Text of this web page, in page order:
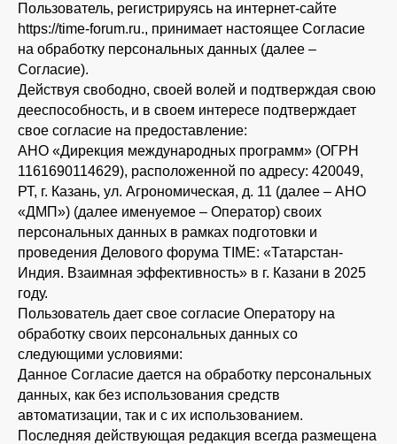
Пользователь, регистрируясь на интернет-сайте
https://time-forum.ru., принимает настоящее Согласие
на обработку персональных данных (далее –
Согласие).
Действуя свободно, своей волей и подтверждая свою
дееспособность, и в своем интересе подтверждает
свое согласие на предоставление:
АНО «Дирекция международных программ» (ОГРН
1161690114629), расположенной по адресу: 420049,
РТ, г. Казань, ул. Агрономическая, д. 11 (далее – АНО
«ДМП») (далее именуемое – Оператор) своих
персональных данных в рамках подготовки и
проведения Делового форума TIME: «Татарстан-
Индия. Взаимная эффективность» в г. Казани в 2025
году.
Пользователь дает свое согласие Оператору на
обработку своих персональных данных со
следующими условиями:
Данное Согласие дается на обработку персональных
данных, как без использования средств
автоматизации, так и с их использованием.
Последняя действующая редакция всегда размещена